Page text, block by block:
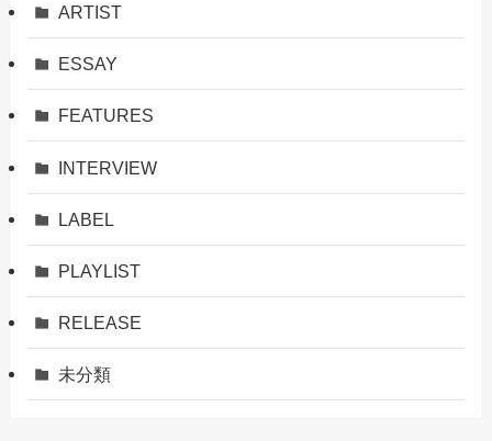
ARTIST
ESSAY
FEATURES
INTERVIEW
LABEL
PLAYLIST
RELEASE
未分類